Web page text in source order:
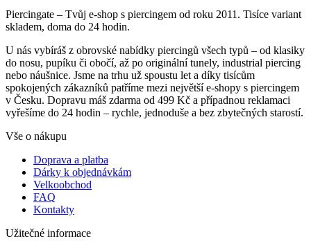
Piercingate – Tvůj e-shop s piercingem od roku 2011. Tisíce variant
skladem, doma do 24 hodin.
U nás vybíráš z obrovské nabídky piercingů všech typů – od klasiky
do nosu, pupíku či obočí, až po originální tunely, industrial piercing
nebo náušnice. Jsme na trhu už spoustu let a díky tisícům
spokojených zákazníků patříme mezi největší e-shopy s piercingem
v Česku. Dopravu máš zdarma od 499 Kč a případnou reklamaci
vyřešíme do 24 hodin – rychle, jednoduše a bez zbytečných starostí.
Vše o nákupu
Doprava a platba
Dárky k objednávkám
Velkoobchod
FAQ
Kontakty
Užitečné informace